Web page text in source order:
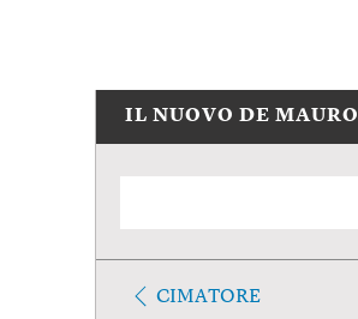
IL NUOVO DE MAURO
CIMATORE